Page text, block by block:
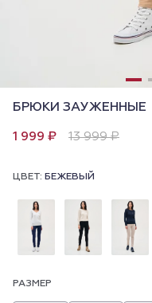
БРЮКИ ЗАУЖЕННЫЕ
1 999 ₽ 13 999 ₽
ЦВЕТ: БЕЖЕВЫЙ
РАЗМЕР